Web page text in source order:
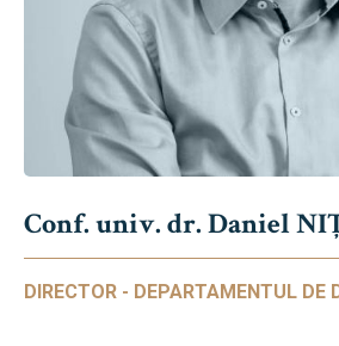
Conf. univ. dr. Daniel
DIRECTOR - DEPARTAMENTUL DE